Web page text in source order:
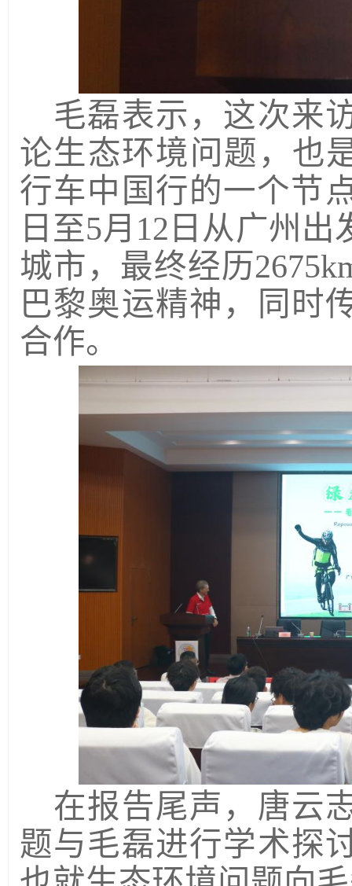
毛磊表示，这次来
论生态环境问题，也
行车中国行的一个节
日至5月12日从广州
城市，最终经历
巴黎奥运精神，同时
合作。
在报告尾声， 唐云
题与毛磊进行学术探